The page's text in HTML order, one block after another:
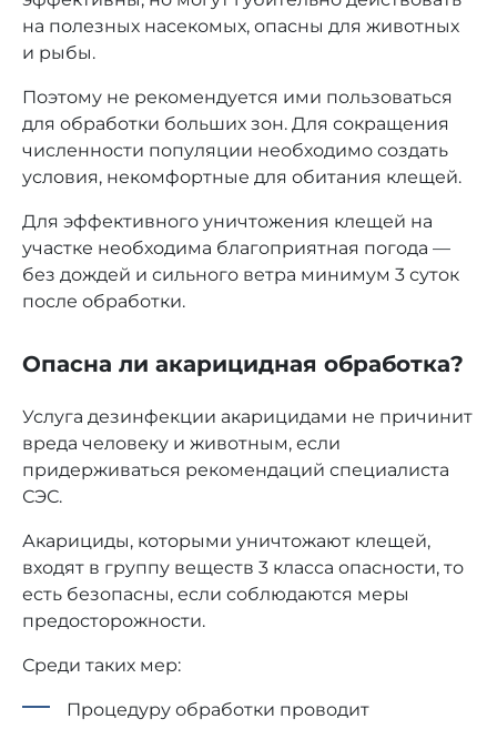
на полезных насекомых, опасны для животных
и рыбы.
Поэтому не рекомендуется ими пользоваться
для обработки больших зон. Для сокращения
численности популяции необходимо создать
условия, некомфортные для обитания клещей.
Для эффективного уничтожения клещей на
участке необходима благоприятная погода —
без дождей и сильного ветра минимум 3 суток
после обработки.
Опасна ли акарицидная обработка?
Услуга дезинфекции акарицидами не причинит
вреда человеку и животным, если
придерживаться рекомендаций специалиста
СЭС.
Акарициды, которыми уничтожают клещей,
входят в группу веществ 3 класса опасности, то
есть безопасны, если соблюдаются меры
предосторожности.
Среди таких мер:
Процедуру обработки проводит